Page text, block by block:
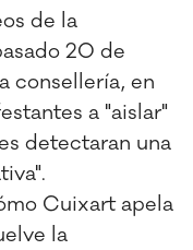
de la
20 de
consellería, en
a "aislar"
detectaran una
Cuixart apela
la